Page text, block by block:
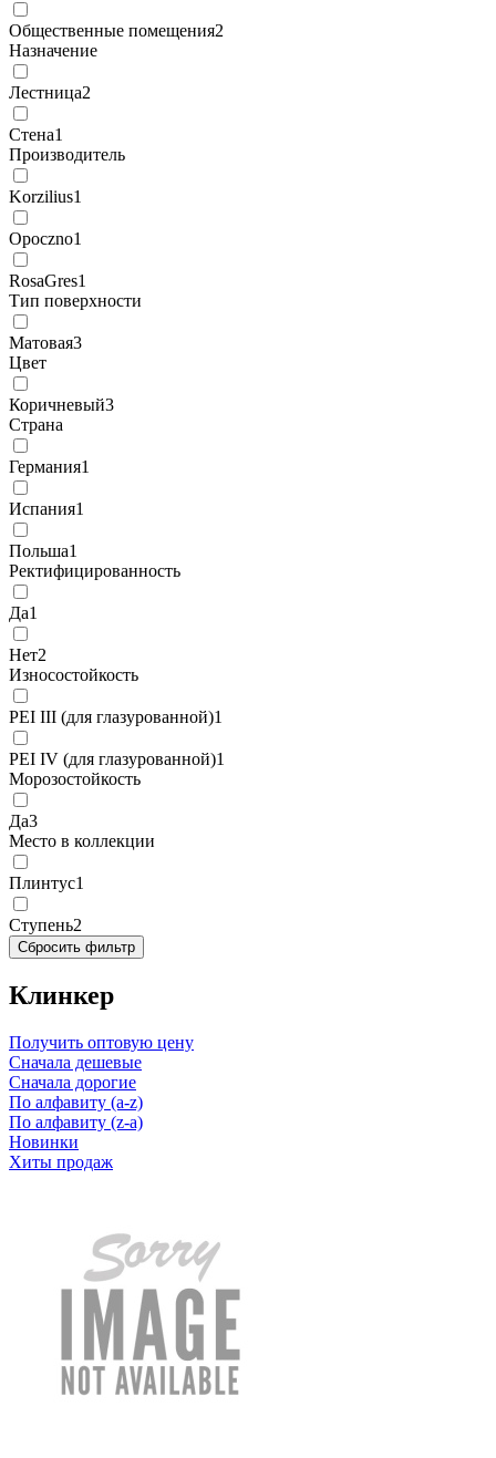
Общественные помещения2
Назначение
Лестница2
Стена1
Производитель
Korzilius1
Opoczno1
RosaGres1
Тип поверхности
Матовая3
Цвет
Коричневый3
Страна
Германия1
Испания1
Польша1
Ректифицированность
Да1
Нет2
Износостойкость
PEI III (для глазурованной)1
PEI IV (для глазурованной)1
Морозостойкость
Да3
Место в коллекции
Плинтус1
Ступень2
Сбросить фильтр
Клинкер
Получить оптовую цену
Сначала дешевые
Сначала дорогие
По алфавиту (a-z)
По алфавиту (z-a)
Новинки
Хиты продаж